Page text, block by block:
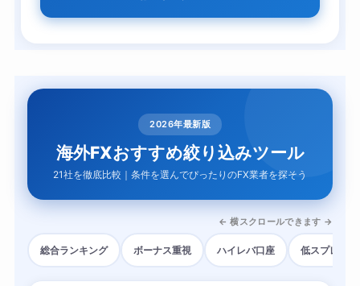
2026年最新版
海外FXおすすめ絞り込みツール
21社を徹底比較｜条件を選んでぴったりのFX業者を探そう
← 横スクロールできます →
総合ランキング ボーナス重視 ハイレバ口座 低スプレッド